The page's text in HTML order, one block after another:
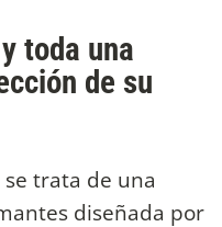
toda una
de su
trata de una
diseñada por